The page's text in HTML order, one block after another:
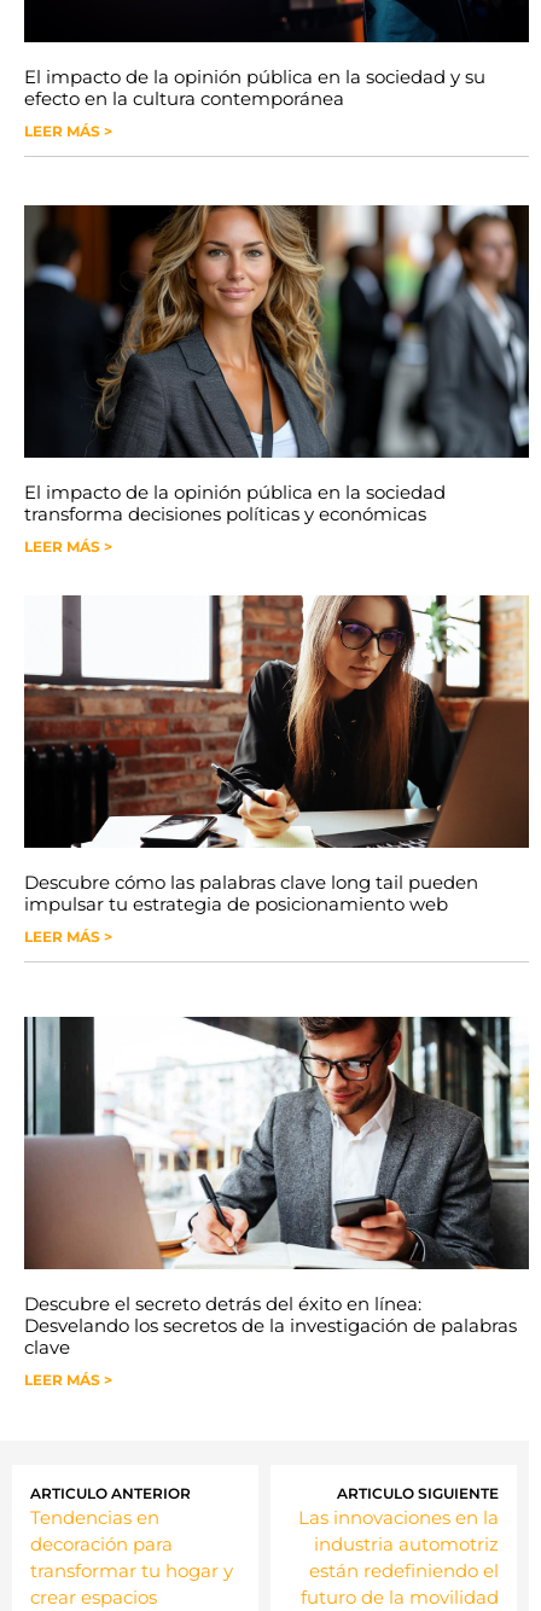
El impacto de la opinión pública en la sociedad y su
efecto en la cultura contemporánea
LEER MÁS >
El impacto de la opinión pública en la sociedad
transforma decisiones políticas y económicas
LEER MÁS >
Descubre cómo las palabras clave long tail pueden
impulsar tu estrategia de posicionamiento web
LEER MÁS >
Descubre el secreto detrás del éxito en línea:
Desvelando los secretos de la investigación de palabras
clave
LEER MÁS >
ARTICULO ANTERIOR
Tendencias en
decoración para
transformar tu hogar y
crear espacios
ARTICULO SIGUIENTE
Las innovaciones en la
industria automotriz
están redefiniendo el
futuro de la movilidad